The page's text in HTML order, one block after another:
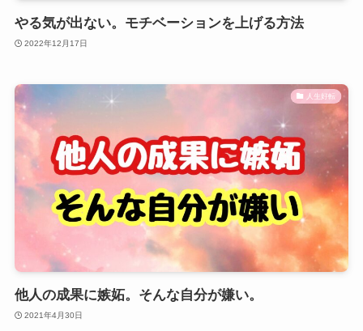
やる気が出ない。モチベーションを上げる方法
2022年12月17日
人生好転
他人の成果に嫉妬。そんな自分が嫌い。
2021年4月30日